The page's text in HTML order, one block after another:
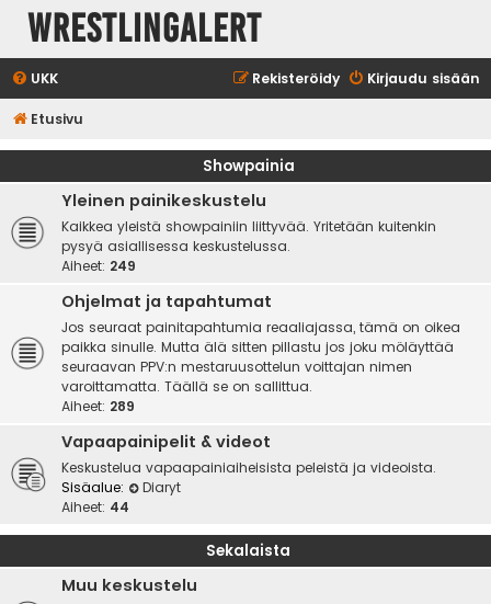
WrestlingAlert
UKK Kirjaudu sisään
Rekisteröidy
Etusivu
Showpainia
Yleinen painikeskustelu
Kaikkea yleistä showpainiin liittyvää. Yritetään kuitenkin
pysyä asiallisessa keskustelussa.
Aiheet: 249
Ohjelmat ja tapahtumat
Jos seuraat painitapahtumia reaaliajassa, tämä on oikea
paikka sinulle. Mutta älä sitten pillastu jos joku möläyttää
seuraavan PPV:n mestaruusottelun voittajan nimen
varoittamatta. Täällä se on sallittua.
Aiheet: 289
Vapaapainipelit & videot
Keskustelua vapaapainiaiheisista peleistä ja videoista.
Sisäalue:
Diaryt
Aiheet: 44
Sekalaista
Muu keskustelu